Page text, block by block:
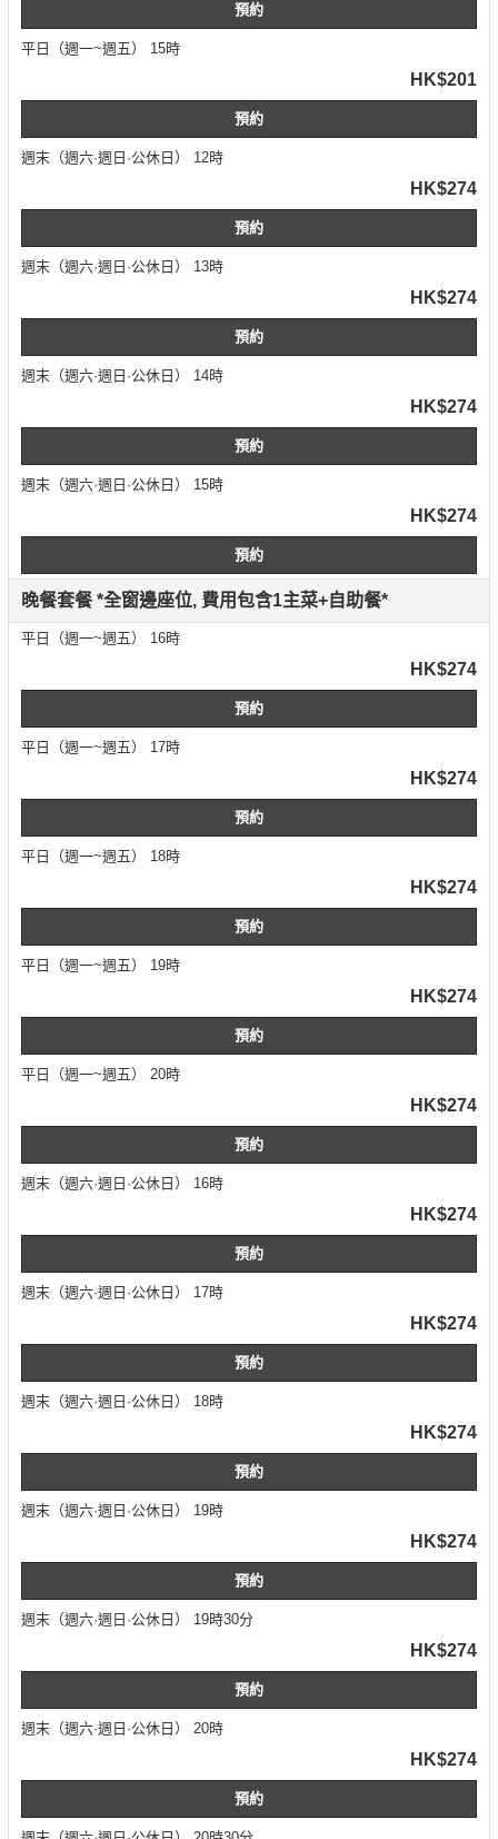
預約
平日（週一~週五） 15時
HK$201
預約
週末（週六·週日·公休日） 12時
HK$274
預約
週末（週六·週日·公休日） 13時
HK$274
預約
週末（週六·週日·公休日） 14時
HK$274
預約
週末（週六·週日·公休日） 15時
HK$274
預約
晚餐套餐 *全窗邊座位, 費用包含1主菜+自助餐*
平日（週一~週五） 16時
HK$274
預約
平日（週一~週五） 17時
HK$274
預約
平日（週一~週五） 18時
HK$274
預約
平日（週一~週五） 19時
HK$274
預約
平日（週一~週五） 20時
HK$274
預約
週末（週六·週日·公休日） 16時
HK$274
預約
週末（週六·週日·公休日） 17時
HK$274
預約
週末（週六·週日·公休日） 18時
HK$274
預約
週末（週六·週日·公休日） 19時
HK$274
預約
週末（週六·週日·公休日） 19時30分
HK$274
預約
週末（週六·週日·公休日） 20時
HK$274
預約